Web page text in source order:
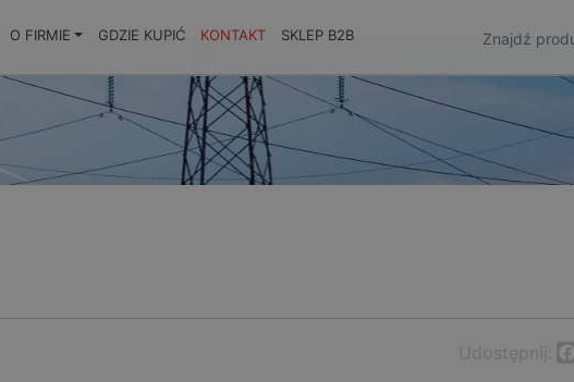
O FIRMIE GDZIE KUPIĆ KONTAKT SKLEP B2B
Udostępnij: